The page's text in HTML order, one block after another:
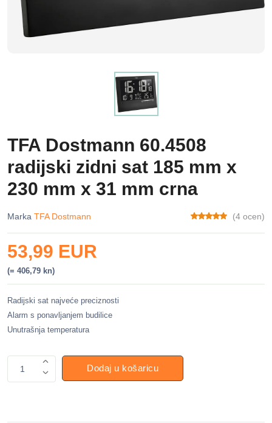
TFA Dostmann 60.4508
radijski zidni sat 185 mm x
230 mm x 31 mm crna
Marka TFA Dostmann (4 ocen)
53,99 EUR
(= 406,79 kn)
Radijski sat najveće preciznosti
Alarm s ponavljanjem budilice
Unutrašnja temperatura
1 Dodaj u košaricu